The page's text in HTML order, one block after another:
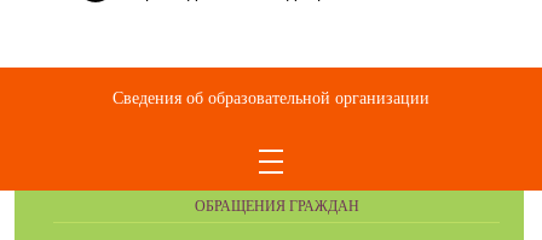
ОБРАЩЕНИЯ ГРАЖДАН
ОБРАЩЕНИЯ ГРАЖДАН
Сведения об образовательной организации